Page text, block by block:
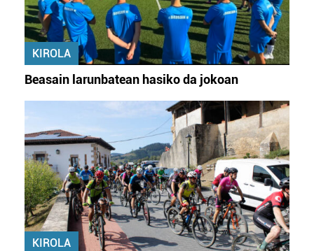
KIROLA
Beasain larunbatean hasiko da jokoan
KIROLA